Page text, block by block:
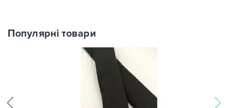
Популярні товари